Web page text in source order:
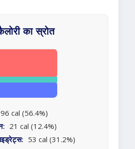
का स्रोत
96 cal (56.4%)
21 cal (12.4%)
53 cal (31.2%)